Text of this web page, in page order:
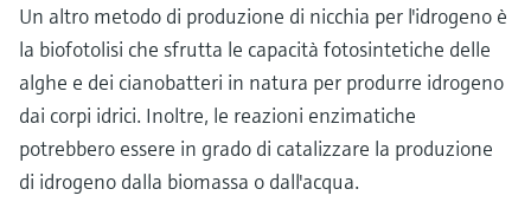
Un altro metodo di produzione di nicchia per l'idrogeno è
la biofotolisi che sfrutta le capacità fotosintetiche delle
alghe e dei cianobatteri in natura per produrre idrogeno
dai corpi idrici. Inoltre, le reazioni enzimatiche
potrebbero essere in grado di catalizzare la produzione
di idrogeno dalla biomassa o dall'acqua.